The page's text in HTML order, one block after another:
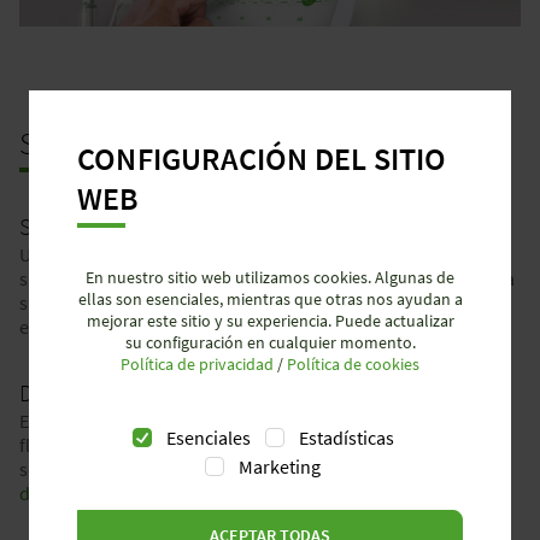
SERVICIOPOST-VENTA
SOPORTE POSTVENTA
Un servicio de máxima calidad significa asegurar su completa
satisfacción incluso después de la compra. Por eso estamos a
su lado si ha pedido algo incorrectamente o si nuestra
entrega llega incompleta o con defectos.
DEVOLUCIONES
En el caso de las devoluciones, garantizamos una rápida y
flexible comprobación de si los artículos deseados pueden
ser devueltos. Por favor, utilice nuestro
devolución
CONFIGURACIÓN DEL SITIO
WEB
En nuestro sitio web utilizamos cookies. Algunas de
ellas son esenciales, mientras que otras nos ayudan a
mejorar este sitio y su experiencia. Puede actualizar
su configuración en cualquier momento.
Política de privacidad / Política de cookies
Esenciales
Estadísticas
Marketing
ACEPTAR TODAS